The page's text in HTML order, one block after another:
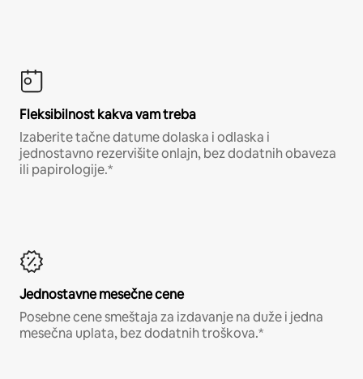
Fleksibilnost kakva vam treba
Izaberite tačne datume dolaska i odlaska i
jednostavno rezervišite onlajn, bez dodatnih obaveza
ili papirologije.*
Jednostavne mesečne cene
Posebne cene smeštaja za izdavanje na duže i jedna
mesečna uplata, bez dodatnih troškova.*